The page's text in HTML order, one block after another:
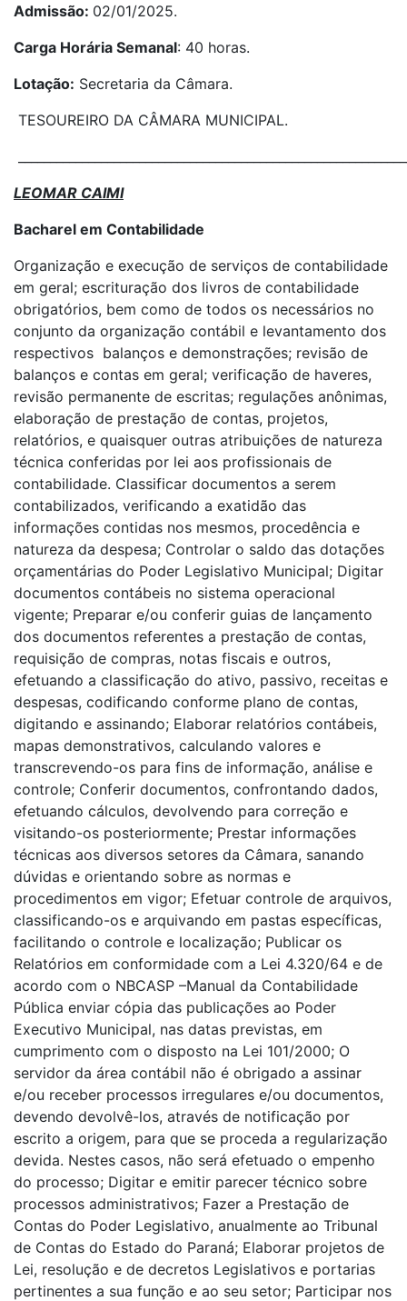
Admissão: 02/01/2025.
Carga Horária Semanal: 40 horas.
Lotação: Secretaria da Câmara.
TESOUREIRO DA CÂMARA MUNICIPAL.
LEOMAR CAIMI
Bacharel em Contabilidade
Organização e execução de serviços de contabilidade
em geral; escrituração dos livros de contabilidade
obrigatórios, bem como de todos os necessários no
conjunto da organização contábil e levantamento dos
respectivos balanços e demonstrações; revisão de
balanços e contas em geral; verificação de haveres,
revisão permanente de escritas; regulações anônimas,
elaboração de prestação de contas, projetos,
relatórios, e quaisquer outras atribuições de natureza
técnica conferidas por lei aos profissionais de
contabilidade. Classificar documentos a serem
contabilizados, verificando a exatidão das
informações contidas nos mesmos, procedência e
natureza da despesa; Controlar o saldo das dotações
orçamentárias do Poder Legislativo Municipal; Digitar
documentos contábeis no sistema operacional
vigente; Preparar e/ou conferir guias de lançamento
dos documentos referentes a prestação de contas,
requisição de compras, notas fiscais e outros,
efetuando a classificação do ativo, passivo, receitas e
despesas, codificando conforme plano de contas,
digitando e assinando; Elaborar relatórios contábeis,
mapas demonstrativos, calculando valores e
transcrevendo-os para fins de informação, análise e
controle; Conferir documentos, confrontando dados,
efetuando cálculos, devolvendo para correção e
visitando-os posteriormente; Prestar informações
técnicas aos diversos setores da Câmara, sanando
dúvidas e orientando sobre as normas e
procedimentos em vigor; Efetuar controle de arquivos,
classificando-os e arquivando em pastas específicas,
facilitando o controle e localização; Publicar os
Relatórios em conformidade com a Lei 4.320/64 e de
acordo com o NBCASP –Manual da Contabilidade
Pública enviar cópia das publicações ao Poder
Executivo Municipal, nas datas previstas, em
cumprimento com o disposto na Lei 101/2000; O
servidor da área contábil não é obrigado a assinar
e/ou receber processos irregulares e/ou documentos,
devendo devolvê-los, através de notificação por
escrito a origem, para que se proceda a regularização
devida. Nestes casos, não será efetuado o empenho
do processo; Digitar e emitir parecer técnico sobre
processos administrativos; Fazer a Prestação de
Contas do Poder Legislativo, anualmente ao Tribunal
de Contas do Estado do Paraná; Elaborar projetos de
Lei, resolução e de decretos Legislativos e portarias
pertinentes a sua função e ao seu setor; Participar nos